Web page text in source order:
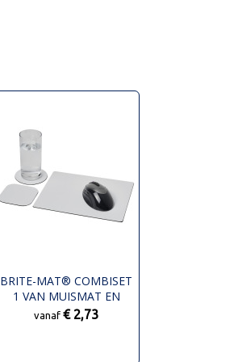
BRITE-MAT® COMBISET
1 VAN MUISMAT EN
ONDERZETTER
vanaf€ 2,73